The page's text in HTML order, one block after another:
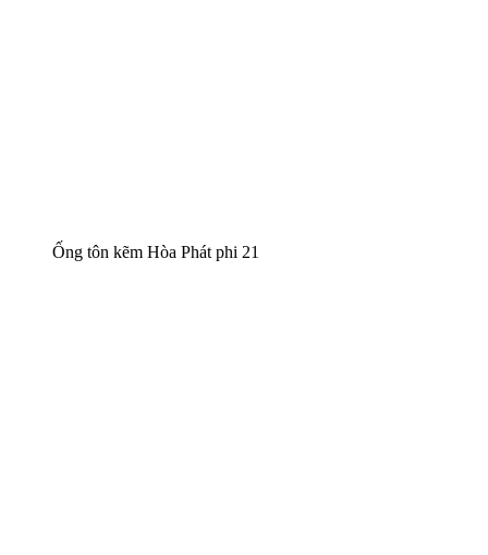
Ống tôn kẽm Hòa Phát phi 21